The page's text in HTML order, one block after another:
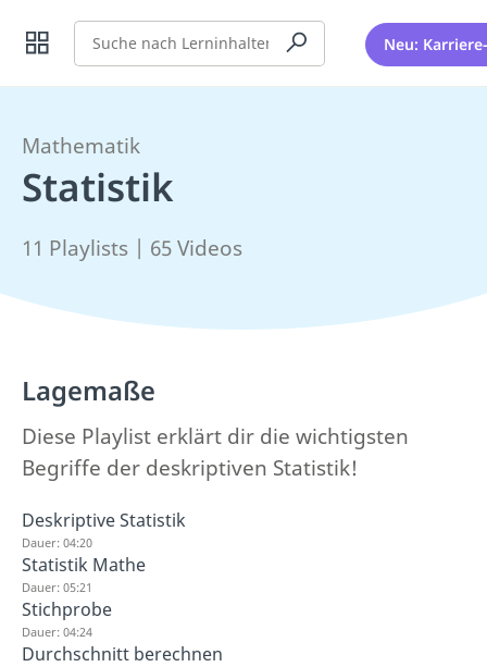
Suche Neu:
Mathematik
Statistik
11 Playlists | 65 Videos
Lagemaße
Diese Playlist erklärt dir die wichtigsten
Begriffe der deskriptiven Statistik!
Deskriptive Statistik
Dauer: 04:20
Statistik Mathe
Dauer: 05:21
Stichprobe
Dauer: 04:24
Durchschnitt berechnen